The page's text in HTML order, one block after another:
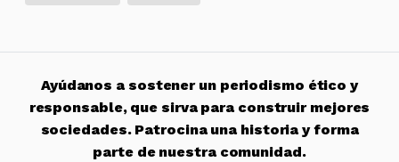
Ayúdanos a sostener un periodismo ético y
responsable, que sirva para construir mejores
sociedades. Patrocina una historia y forma
parte de nuestra comunidad.